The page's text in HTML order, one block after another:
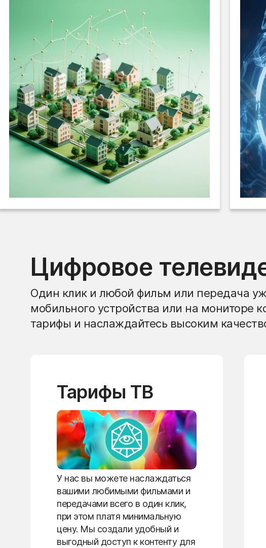
Цифровое
Один клик и любой фильм или передача
мобильного устройства или на мониторе
тарифы и наслаждайтесь высоким
Тарифы ТВ
У нас вы можете наслаждаться
вашими любимыми фильмами и
передачами всего в один клик,
при этом платя минимальную
цену. Мы создали удобный и
выгодный доступ к контенту для